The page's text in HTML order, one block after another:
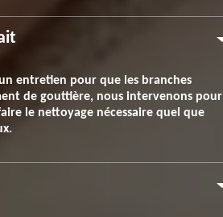
entretien pour que les branches
de gouttière, nous intervenons pour
le nettoyage nécessaire quel que